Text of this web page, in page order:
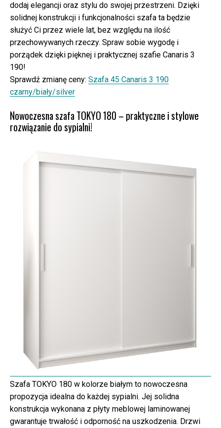
dodaj elegancji oraz stylu do swojej przestrzeni. Dzięki
solidnej konstrukcji i funkcjonalności szafa ta będzie
służyć Ci przez wiele lat, bez względu na ilość
przechowywanych rzeczy. Spraw sobie wygodę i
porządek dzięki pięknej i praktycznej szafie Canaris 3
190!
Sprawdź zmianę ceny: Szafa 45 Canaris 3 190
czarny/biały/silver
Nowoczesna szafa TOKYO 180 – praktyczne i stylowe
rozwiązanie do sypialni!
Szafa TOKYO 180 w kolorze białym to nowoczesna
propozycja idealna do każdej sypialni. Jej solidna
konstrukcja wykonana z płyty meblowej laminowanej
gwarantuje trwałość i odporność na uszkodzenia. Drzwi